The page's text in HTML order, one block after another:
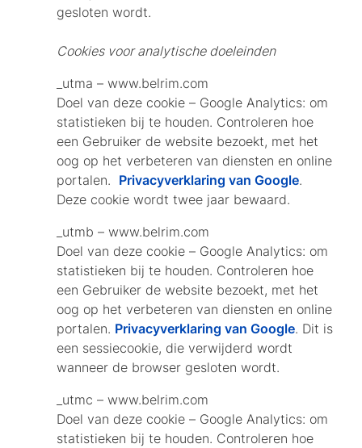
gesloten wordt.
Cookies voor analytische doeleinden
_utma – www.belrim.com
Doel van deze cookie – Google Analytics: om
statistieken bij te houden. Controleren hoe
een Gebruiker de website bezoekt, met het
oog op het verbeteren van diensten en online
portalen. Privacyverklaring van Google.
Deze cookie wordt twee jaar bewaard.
_utmb – www.belrim.com
Doel van deze cookie – Google Analytics: om
statistieken bij te houden. Controleren hoe
een Gebruiker de website bezoekt, met het
oog op het verbeteren van diensten en online
portalen. Privacyverklaring van Google. Dit is
een sessiecookie, die verwijderd wordt
wanneer de browser gesloten wordt.
_utmc – www.belrim.com
Doel van deze cookie – Google Analytics: om
statistieken bij te houden. Controleren hoe